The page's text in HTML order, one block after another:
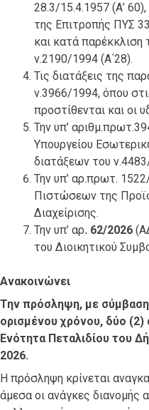
28.3/15.4.1957 (Α’ 60),
της Επιτροπής ΠΥΣ
και κατά
ν.2190/1994 (Α΄28).
Τις διατάξεις της
ν.3966/1994, όπου
προστίθενται και οι
Την υπ’
Υπουργείου
διατάξεων του
Την υπ’ αρ.πρωτ.
Πιστώσεων της
Διαχείρισης.
Την υπ’ αρ. 62/2026
του Διοικητικού
Ανακοινώνει
Την πρόσληψη, με σύμβαση
ορισμένου χρόνου, δύο
Ενότητα Πεταλιδίου του
2026.
Η πρόσληψη κρίνεται
άμεσα οι ανάγκες διανομής